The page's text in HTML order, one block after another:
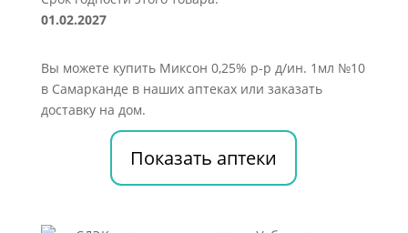
01.02.2027
Вы можете купить Миксон 0,25% р-р д/ин. 1мл №10
в Самарканде в наших аптеках или заказать
доставку на дом.
Показать аптеки